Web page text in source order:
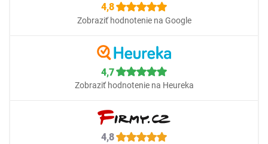
4,8
Zobraziť hodnotenie na Google
4,7
Zobraziť hodnotenie na Heureka
4,8